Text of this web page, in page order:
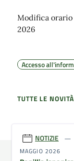
Modifica orario
2026
Accesso
TUTTE LE NOVITÀ
NOTIZIE
MAGGIO 2026